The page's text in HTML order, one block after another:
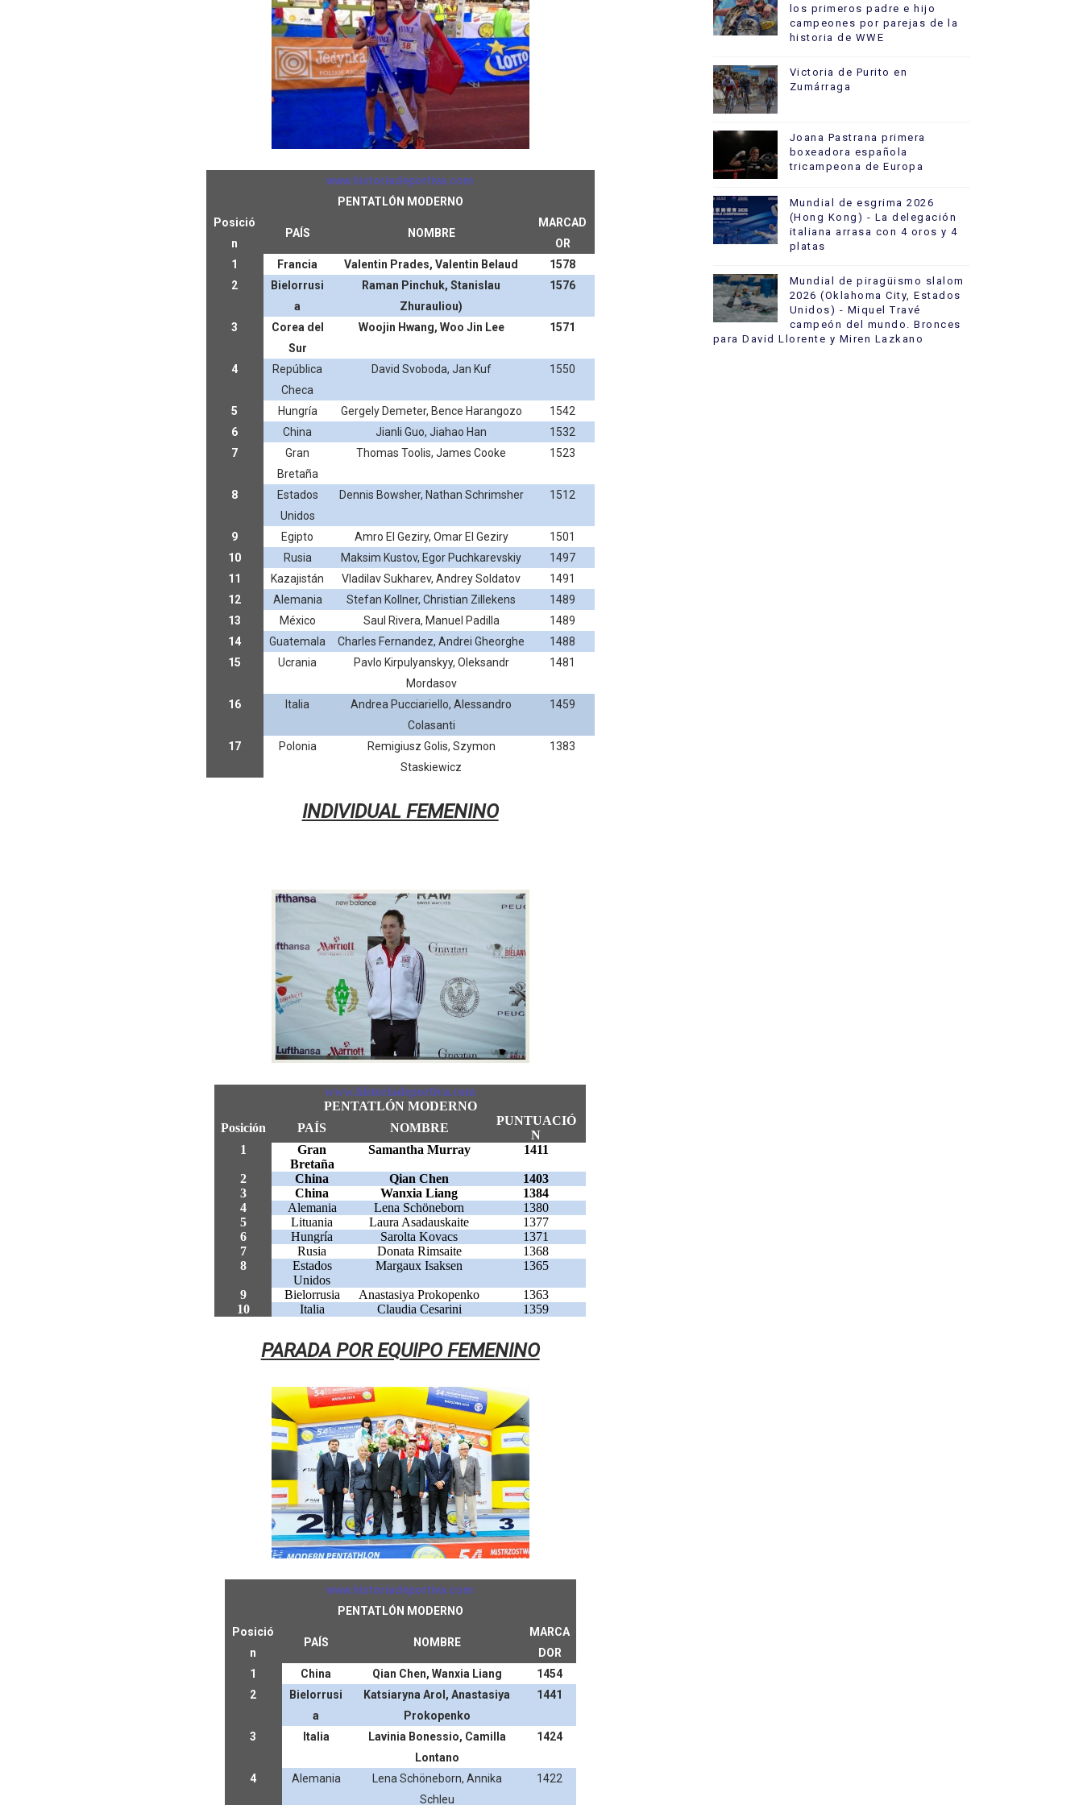
www.historiadeportiva.com
PENTATLÓN MODERNO
Posició
n
PAÍS NOMBRE
MARCAD
OR
1
Francia Valentin Prades, Valentin Belaud
1578
2
Bielorrusi
a
Raman Pinchuk, Stanislau
Zhurauliou)
1576
3
Corea del
Sur
Woojin Hwang, Woo Jin Lee 1571
4
República
Checa
David Svoboda, Jan Kuf 1550
5 Hungría Gergely Demeter, Bence Harangozo
1542
6
China Jianli Guo, Jiahao Han
1532
7
Gran
Bretaña
Thomas Toolis, James Cooke 1523
8
Estados
Unidos
Dennis Bowsher, Nathan Schrimsher 1512
9 Egipto Amro El Geziry, Omar El Geziry
1501
10
Rusia Maksim Kustov, Egor Puchkarevskiy
1497
11
Kazajistán Vladilav Sukharev, Andrey Soldatov
1491
12
Alemania Stefan Kollner, Christian Zillekens
1489
13
México Saul Rivera, Manuel Padilla
1489
14
Guatemala Charles Fernandez, Andrei Gheorghe
1488
15
Ucrania
Pavlo Kirpulyanskyy, Oleksandr
Mordasov
1481
16 Italia
Andrea Pucciariello, Alessandro
Colasanti
1459
17 Polonia
Remigiusz Golis, Szymon
Staskiewicz
1383
INDIVIDUAL FEMENINO
www.historiadeportiva.com
PENTATLÓN MODERNO
Posición
PAÍS NOMBRE
PUNTUACIÓ
N
1
Gran
Bretaña
Samantha Murray 1411
2 China Qian Chen
1403
3
China Wanxia Liang
1384
4
Alemania Lena Schöneborn
1380
5
Lituania Laura Asadauskaite
1377
6
Hungría Sarolta Kovacs
1371
7
Rusia Donata Rimsaite
1368
8
Estados
Unidos
Margaux Isaksen 1365
9 Bielorrusia Anastasiya Prokopenko
1363
10
Italia Claudia Cesarini 1359
PARADA POR EQUIPO FEMENINO
www.historiadeportiva.com
PENTATLÓN MODERNO
Posició
n
PAÍS NOMBRE
MARCA
DOR
1
China Qian Chen, Wanxia Liang
1454
2
Bielorrusi
a
Katsiaryna Arol, Anastasiya
Prokopenko
1441
3 Italia
Lavinia Bonessio, Camilla
Lontano
1424
4 Alemania
Lena Schöneborn, Annika
Schleu
1422
los primeros padre e hijo
campeones por parejas de la
historia de WWE
Victoria de Purito en
Zumárraga
Joana Pastrana primera
boxeadora española
tricampeona de Europa
Mundial de esgrima 2026
(Hong Kong) - La delegación
italiana arrasa con 4 oros y 4
platas
Mundial de piragüismo slalom
2026 (Oklahoma City, Estados
Unidos) - Miquel Travé
campeón del mundo. Bronces
para David Llorente y Miren Lazkano